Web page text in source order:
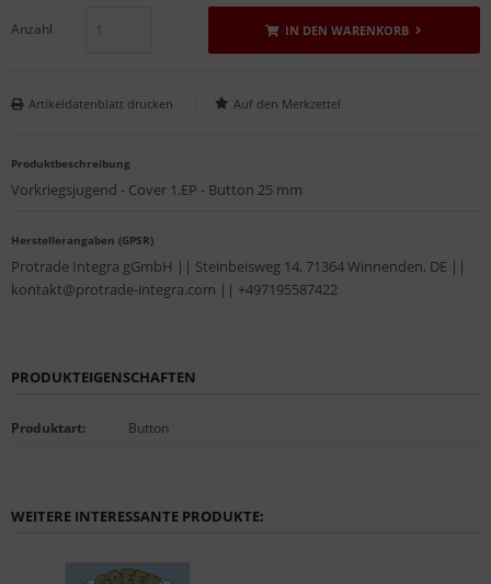
Anzahl IN DEN WARENKORB
Artikeldatenblatt drucken
Produktbeschreibung
Vorkriegsjugend - Cover 1.EP - Button 25 mm
Herstellerangaben (GPSR)
Protrade Integra gGmbH || Steinbeisweg 14, 71364 Winnenden, DE ||
kontakt@protrade-integra.com || +497195587422
PRODUKTEIGENSCHAFTEN
Produktart: Button
WEITERE INTERESSANTE PRODUKTE: